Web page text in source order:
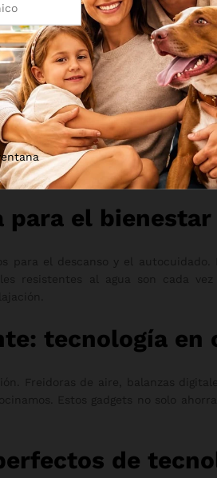
de cualquier hogar. Enchufes
sola aplicación. Esto no solo
según los hábitos de
mejoran tu
que ayuden a optimizar el
clave para quienes pasan
en comodidad y eficiencia.
para el
tecnología en
de